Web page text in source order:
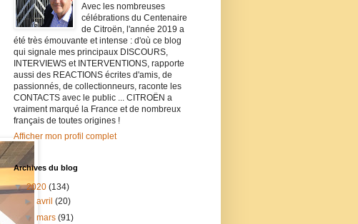
Avec les nombreuses
célébrations du Centenaire
de Citroën, l'année 2019 a
été très émouvante et intense : d'où ce blog
qui signale mes principaux DISCOURS,
INTERVIEWS et INTERVENTIONS, rapporte
aussi des REACTIONS écrites d'amis, de
passionnés, de collectionneurs, raconte les
CONTACTS avec le public ... CITROËN a
vraiment marqué la France et de nombreux
français de toutes origines !
Afficher mon profil complet
Archives du blog
▼2020 (134)
►avril(20)
▼mars(91)